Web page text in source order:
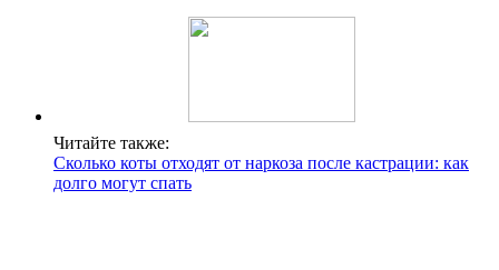
Читайте также:
Сколько коты отходят от наркоза после кастрации: как
долго могут спать